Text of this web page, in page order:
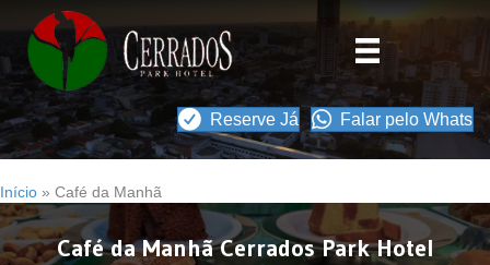
Reserve Já Falar pelo Whats
Início » Café da Manhã
Café da Manhã Cerrados Park Hotel